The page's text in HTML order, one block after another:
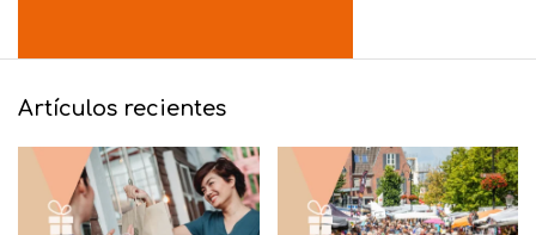
Artículos recientes